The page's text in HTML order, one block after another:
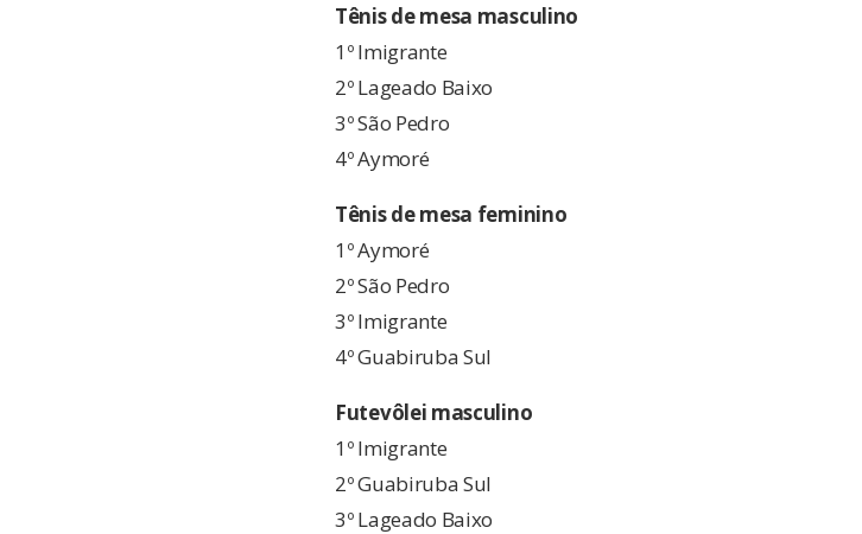
Tênis de mesa masculino
1º Imigrante
2º Lageado Baixo
3º São Pedro
4º Aymoré
Tênis de mesa feminino
1º Aymoré
2º São Pedro
3º Imigrante
4º Guabiruba Sul
Futevôlei masculino
1º Imigrante
2º Guabiruba Sul
3º Lageado Baixo